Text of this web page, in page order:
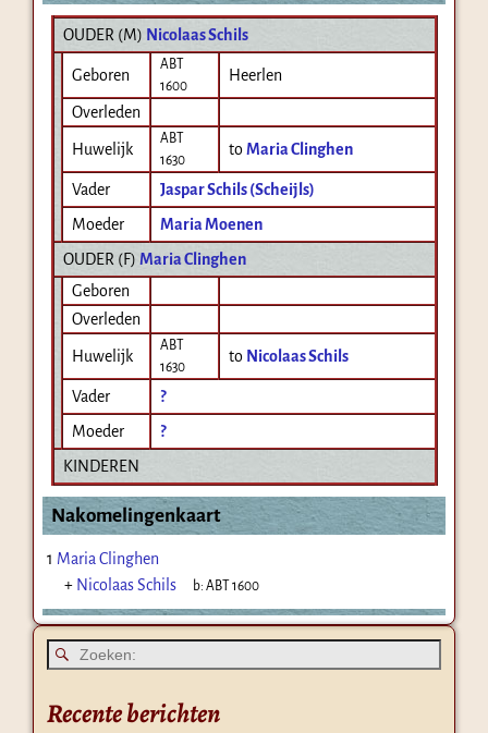
OUDER (M) Nicolaas Schils
Geboren
ABT
1600
Heerlen
Overleden
Huwelijk
ABT
1630
toMaria Clinghen
Vader
Jaspar Schils (Scheijls)
Moeder
Maria Moenen
OUDER (F) Maria Clinghen
Geboren
Overleden
Huwelijk
ABT
1630
to Nicolaas Schils
Vader
?
Moeder
?
KINDEREN
Nakomelingenkaart
1 Maria Clinghen
+ Nicolaas Schils b:ABT 1600
Recente berichten